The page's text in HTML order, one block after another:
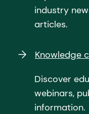
industry
articles.
Knowledge
Discover
webinars,
information.